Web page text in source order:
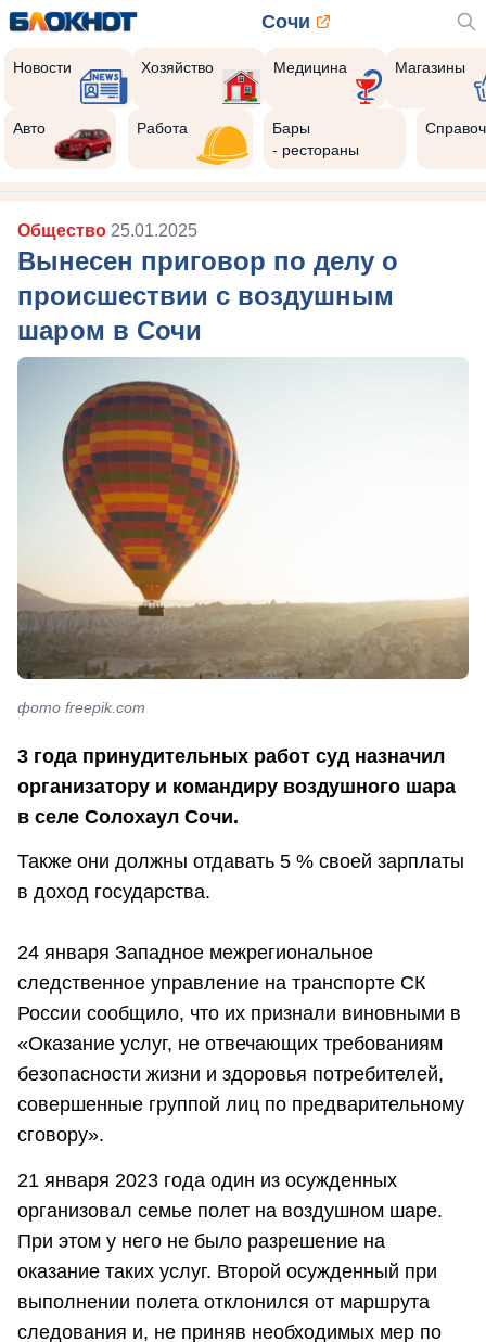
Сочи
Новости Хозяйство Медицина Магазины
Авто Работа
Бары
- рестораны
Общество 25.01.2025
Вынесен приговор по делу о
происшествии с воздушным
шаром в Сочи
фото freepik.com
3 года принудительных работ суд назначил
организатору и командиру воздушного шара
в селе Солохаул Сочи.
Также они должны отдавать 5 % своей зарплаты
в доход государства.
24 января Западное межрегиональное
следственное управление на транспорте СК
России сообщило, что их признали виновными в
«Оказание услуг, не отвечающих требованиям
безопасности жизни и здоровья потребителей,
совершенные группой лиц по предварительному
сговору».
21 января 2023 года один из осужденных
организовал семье полет на воздушном шаре.
При этом у него не было разрешение на
оказание таких услуг. Второй осужденный при
выполнении полета отклонился от маршрута
следования и, не приняв необходимых мер по